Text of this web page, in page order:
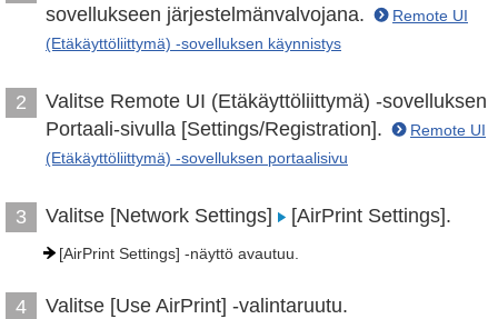
sovellukseen järjestelmänvalvojana.
Remote UI
(Etäkäyttöliittymä) -sovelluksen käynnistys
2
Valitse Remote UI (Etäkäyttöliittymä) -sovelluksen
Portaali-sivulla [Settings/Registration].
Remote UI
(Etäkäyttöliittymä) -sovelluksen portaalisivu
3 Valitse [Network Settings] [AirPrint Settings].
[AirPrint Settings] -näyttö avautuu.
4 Valitse [Use AirPrint] -valintaruutu.